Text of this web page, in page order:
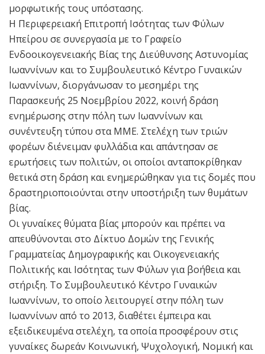
μορφωτικής τους υπόστασης.
Η Περιφερειακή Επιτροπή Ισότητας των Φύλων
Ηπείρου σε συνεργασία με το Γραφείο
Ενδοοικογενειακής Βίας της Διεύθυνσης Αστυνομίας
Ιωαννίνων και το Συμβουλευτικό Κέντρο Γυναικών
Ιωαννίνων, διοργάνωσαν το μεσημέρι της
Παρασκευής 25 Νοεμβρίου 2022, κοινή δράση
ενημέρωσης στην πόλη των Ιωαννίνων και
συνέντευξη τύπου στα ΜΜΕ. Στελέχη των τριών
φορέων διένειμαν φυλλάδια και απάντησαν σε
ερωτήσεις των πολιτών, οι οποίοι ανταποκρίθηκαν
θετικά στη δράση και ενημερώθηκαν για τις δομές που
δραστηριοποιούνται στην υποστήριξη των θυμάτων
βίας.
Οι γυναίκες θύματα βίας μπορούν και πρέπει να
απευθύνονται στο Δίκτυο Δομών της Γενικής
Γραμματείας Δημογραφικής και Οικογενειακής
Πολιτικής και Ισότητας των Φύλων για βοήθεια και
στήριξη. Το Συμβουλευτικό Κέντρο Γυναικών
Ιωαννίνων, το οποίο λειτουργεί στην πόλη των
Ιωαννίνων από το 2013, διαθέτει έμπειρα και
εξειδικευμένα στελέχη, τα οποία προσφέρουν στις
γυναίκες δωρεάν Κοινωνική, Ψυχολογική, Νομική και